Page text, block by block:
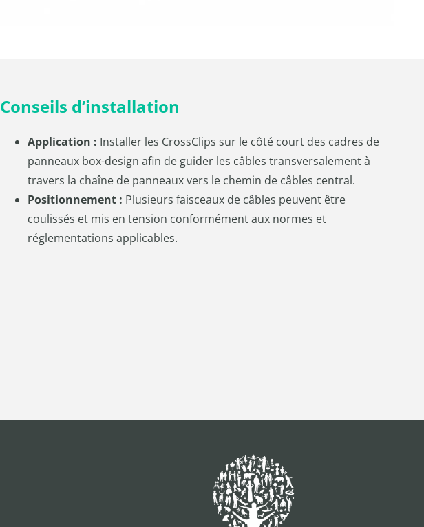
Conseils d’installation
Application : Installer les CrossClips sur le côté court des cadres de
panneaux box-design afin de guider les câbles transversalement à
travers la chaîne de panneaux vers le chemin de câbles central.
Positionnement : Plusieurs faisceaux de câbles peuvent être
coulissés et mis en tension conformément aux normes et
réglementations applicables.